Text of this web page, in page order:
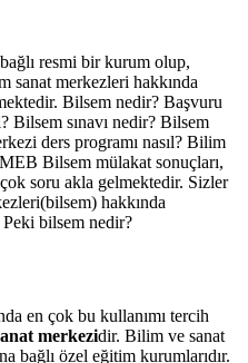
resmi bir kurum olup,
sanat merkezleri hakkında
Bilsem nedir? Başvuru
Bilsem sınavı nedir? Bilsem
ders programı nasıl? Bilim
Bilsem mülakat sonuçları,
soru akla gelmektedir. Sizler
hakkında
Peki bilsem nedir?
en çok bu kullanımı tercih
merkezidir. Bilim ve sanat
bağlı özel eğitim kurumlarıdır.